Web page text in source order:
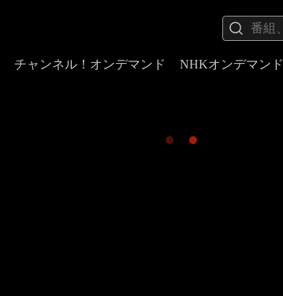
チャンネル！オンデマンド NHKオンデマンド